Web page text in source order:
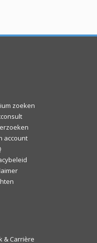
zoeken
account
& Carrière